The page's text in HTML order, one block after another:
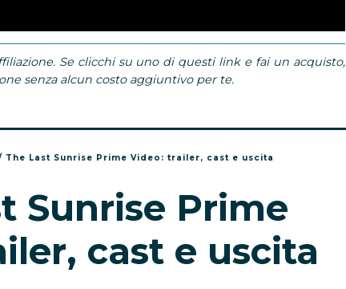
Se clicchi su uno di questi link e fai un acquisto,
senza alcun costo aggiuntivo per te.
The Last Sunrise Prime Video: trailer, cast e uscita
Sunrise Prime
cast e uscita